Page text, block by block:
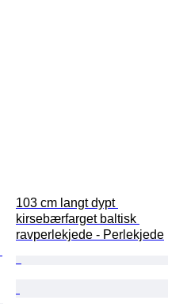
103 cm langt dypt
kirsebærfarget baltisk
ravperlekjede - Perlekjede